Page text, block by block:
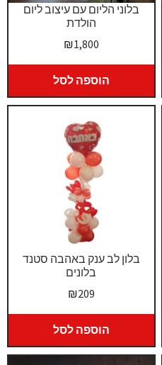
בלוני הליום עם עיצוב ליום
הולדת
₪1,800
הוספה לסל
בלון לב ענק באהבה סטנד
בלונים
₪209
הוספה לסל